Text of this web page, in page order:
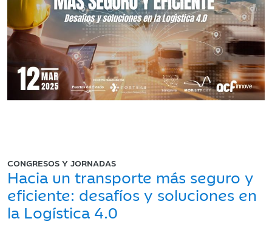
CONGRESOS Y JORNADAS
Hacia un transporte más seguro y
eficiente: desafíos y soluciones en
la Logística 4.0